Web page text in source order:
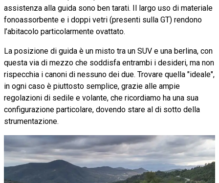
assistenza alla guida sono ben tarati. Il largo uso di materiale
fonoassorbente e i doppi vetri (presenti sulla GT) rendono
l’abitacolo particolarmente ovattato.
La posizione di guida è un misto tra un SUV e una berlina, con
questa via di mezzo che soddisfa entrambi i desideri, ma non
rispecchia i canoni di nessuno dei due. Trovare quella "ideale",
in ogni caso è piuttosto semplice, grazie alle ampie
regolazioni di sedile e volante, che ricordiamo ha una sua
configurazione particolare, dovendo stare al di sotto della
strumentazione.